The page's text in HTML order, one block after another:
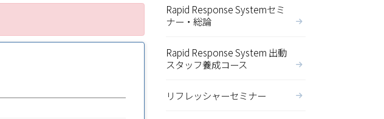
Rapid Response Systemセミ
ナー・総論
Rapid Response System 出動
スタッフ養成コース
リフレッシャーセミナー